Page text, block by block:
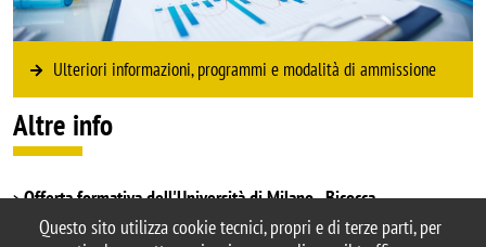
Questo sito utilizza cookie tecnici, propri e di terze parti, per
Ulteriori informazioni, programmi e modalità di ammissione
Altre info
Offerta formativa dell'Università di Milano - Bicocca
Corsi di laurea magistrali